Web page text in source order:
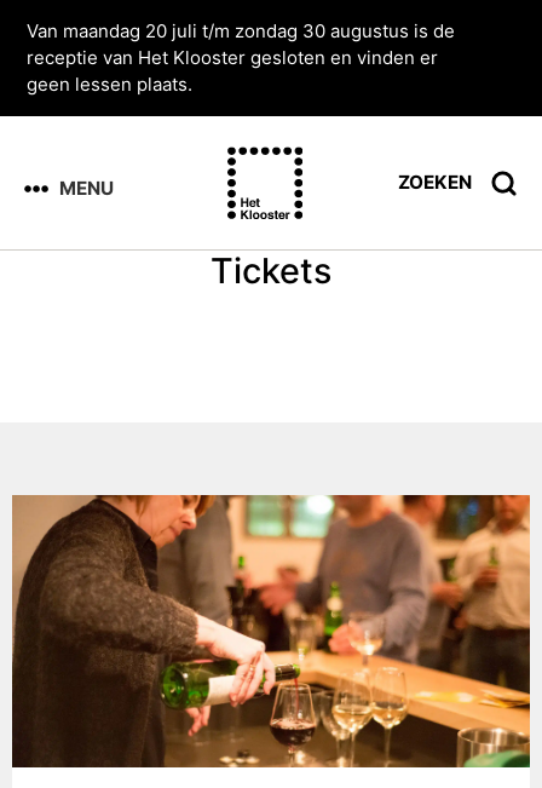
Van maandag 20 juli t/m zondag 30 augustus is de
receptie van Het Klooster gesloten en vinden er
geen lessen plaats.
MENU ZOEKEN
Tickets